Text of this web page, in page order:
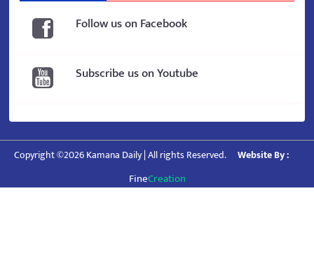
Follow us on Facebook
Subscribe us on Youtube
Copyright ©2026 Kamana Daily | All rights Reserved. Website By :
FineCreation